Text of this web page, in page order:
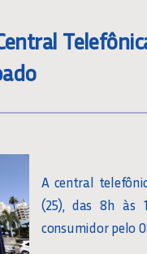
A central
(25), das 8h às
consumidor pelo